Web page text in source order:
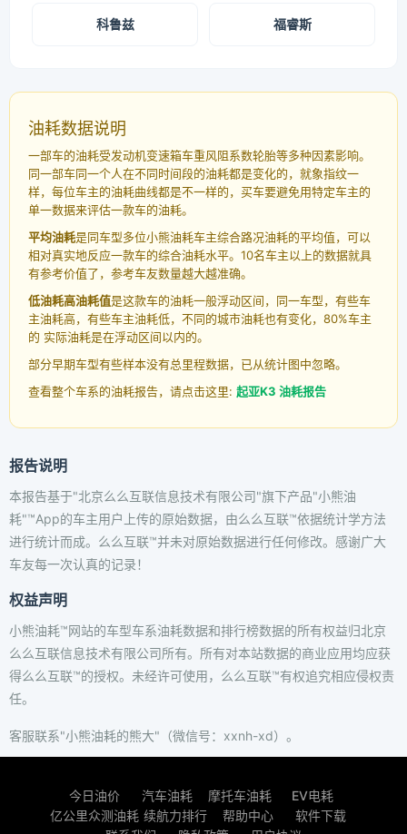
科鲁兹 福睿斯
油耗数据说明
一部车的油耗受发动机变速箱车重风阻系数轮胎等多种因素影响。
同一部车同一个人在不同时间段的油耗都是变化的，就象指纹一
样，每位车主的油耗曲线都是不一样的，买车要避免用特定车主的
单一数据来评估一款车的油耗。
平均油耗是同车型多位小熊油耗车主综合路况油耗的平均值，可以
相对真实地反应一款车的综合油耗水平。10名车主以上的数据就具
有参考价值了，参考车友数量越大越准确。
低油耗高油耗值是这款车的油耗一般浮动区间，同一车型，有些车
主油耗高，有些车主油耗低，不同的城市油耗也有变化，80%车主
的 实际油耗是在浮动区间以内的。
部分早期车型有些样本没有总里程数据，已从统计图中忽略。
查看整个车系的油耗报告，请点击这里: 起亚K3 油耗报告
报告说明
本报告基于"北京么么互联信息技术有限公司"旗下产品"小熊油
耗"™App的车主用户上传的原始数据，由么么互联™依据统计学方法
进行统计而成。么么互联™并未对原始数据进行任何修改。感谢广大
车友每一次认真的记录！
权益声明
小熊油耗™网站的车型车系油耗数据和排行榜数据的所有权益归北京
么么互联信息技术有限公司所有。所有对本站数据的商业应用均应获
得么么互联™的授权。未经许可使用，么么互联™有权追究相应侵权责
任。
客服联系"小熊油耗的熊大"（微信号：xxnh-xd）。
今日油价 汽车油耗 摩托车油耗
EV电耗
亿公里众测油耗 续航力排行 帮助中心
软件下载